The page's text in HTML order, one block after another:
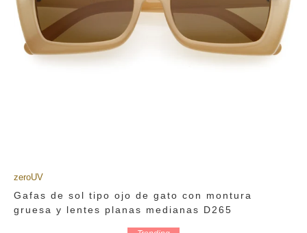
zeroUV
Gafas de sol tipo ojo de gato con montura
gruesa y lentes planas medianas D265